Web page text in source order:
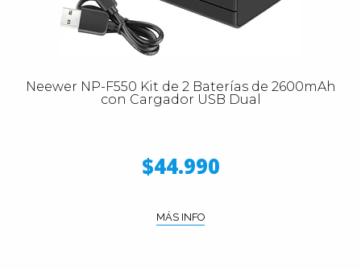
Neewer NP-F550 Kit de 2 Baterías de 2600mAh
con Cargador USB Dual
$44.990
MÁS INFO